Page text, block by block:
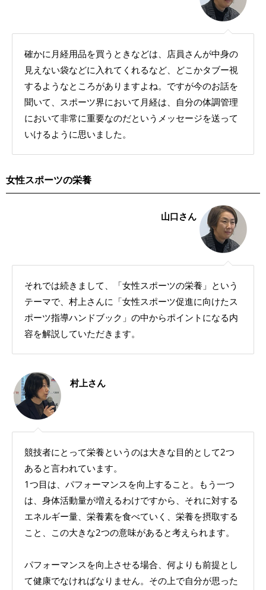
確かに月経用品を買うときなどは、店員さんが中身の
見えない袋などに入れてくれるなど、どこかタブー視
するようなところがありますよね。ですが今のお話を
聞いて、スポーツ界において月経は、自分の体調管理
において非常に重要なのだというメッセージを送って
いけるように思いました。
女性スポーツの栄養
山口さん
それでは続きまして、「女性スポーツの栄養」という
テーマで、村上さんに「女性スポーツ促進に向けたス
ポーツ指導ハンドブック」の中からポイントになる内
容を解説していただきます。
村上さん
競技者にとって栄養というのは大きな目的として2つ
あると言われています。
1つ目は、パフォーマンスを向上すること。もう一つ
は、身体活動量が増えるわけですから、それに対する
エネルギー量、栄養素を食べていく、栄養を摂取する
こと、この大きな2つの意味があると考えられます。
パフォーマンスを向上させる場合、何よりも前提とし
て健康でなければなりません。その上で自分が思った